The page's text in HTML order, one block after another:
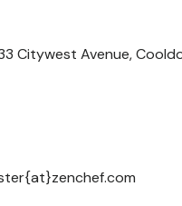
Citywest Avenue,